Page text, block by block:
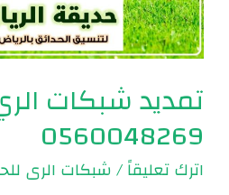
تمديد شبكات
0560048269
اترك تعليقاً/شبكات الرى